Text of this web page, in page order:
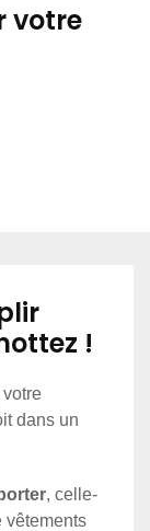
votre
!
dans un
, celle-
vêtements